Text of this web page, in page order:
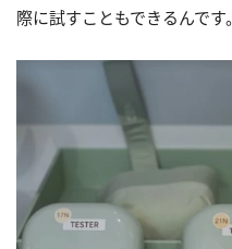
際に試すこともできるんです。